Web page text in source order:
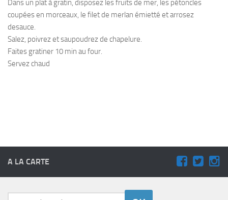
Dans un plat à gratin, disposez les fruits de mer, les pétoncles
coupées en morceaux, le filet de merlan émietté et arrosez
desauce.
Salez, poivrez et saupoudrez de chapelure.
Faites gratiner 10 min au four.
Servez chaud
A LA CARTE